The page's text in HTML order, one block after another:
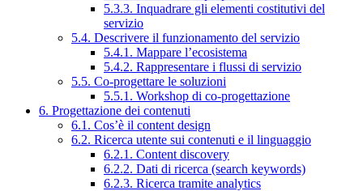
5.3.3. Inquadrare gli elementi costitutivi del
servizio
5.4. Descrivere il funzionamento del servizio
5.4.1. Mappare l’ecosistema
5.4.2. Rappresentare i flussi di servizio
5.5. Co-progettare le soluzioni
5.5.1. Workshop di co-progettazione
6. Progettazione dei contenuti
6.1. Cos’è il content design
6.2. Ricerca utente sui contenuti e il linguaggio
6.2.1. Content discovery
6.2.2. Dati di ricerca (search keywords)
6.2.3. Ricerca tramite analytics